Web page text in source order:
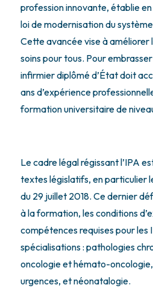
profession innovante, établie
loi de modernisation du
Cette avancée vise à améliorer
soins pour tous. Pour
infirmier diplômé d’État doit
ans d’expérience
formation universitaire de
Le cadre légal régissant l’IPA
textes législatifs, en particulier
du 29 juillet 2018. Ce dernier
à la formation, les conditions
compétences requises pour les
spécialisations : pathologies
oncologie et hémato-
urgences, et néonatalogie.